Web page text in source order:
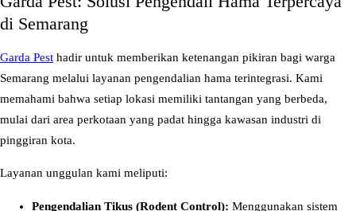
e
m
o
di Semarang
Garda Pest hadir untuk memberikan ketenangan pikiran bagi warga
Semarang melalui layanan pengendalian hama terintegrasi. Kami
memahami bahwa setiap lokasi memiliki tantangan yang berbeda,
mulai dari area perkotaan yang padat hingga kawasan industri di
pinggiran kota.
Layanan unggulan kami meliputi:
Pengendalian Tikus (Rodent Control): Menggunakan sistem